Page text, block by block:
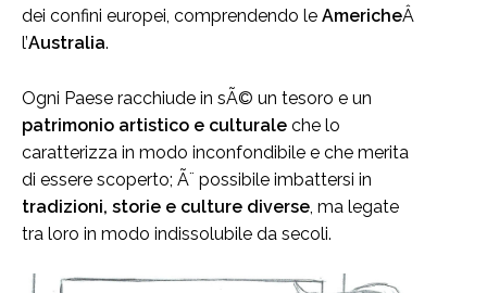
dei confini europei, comprendendo le AmericheÂ
l’Australia.
Ogni Paese racchiude in sÃ© un tesoro e un
patrimonio artistico e culturale che lo
caratterizza in modo inconfondibile e che merita
di essere scoperto; Ã¨ possibile imbattersi in
tradizioni, storie e culture diverse, ma legate
tra loro in modo indissolubile da secoli.